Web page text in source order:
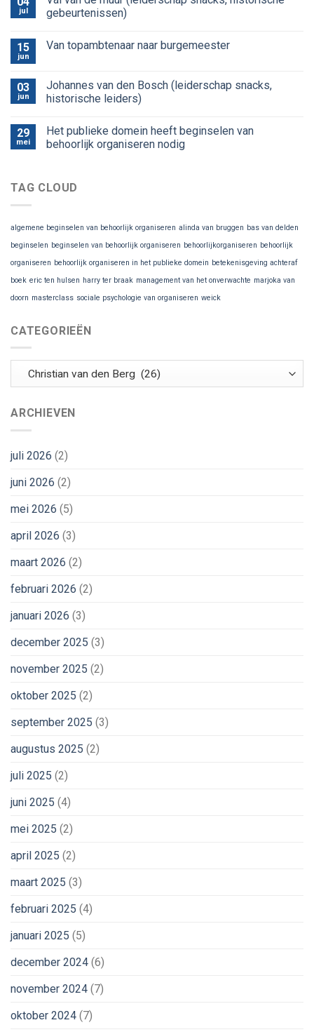
jul
gebeurtenissen)
15
jun
Van topambtenaar naar burgemeester
03
jun
Johannes van den Bosch (leiderschap snacks,
historische leiders)
29
mei
Het publieke domein heeft beginselen van
behoorlijk organiseren nodig
TAG CLOUD
algemene beginselen van behoorlijk organiseren alinda van bruggen bas van delden
beginselen beginselen van behoorlijk organiseren behoorlijkorganiseren behoorlijk
organiseren behoorlijk organiseren in het publieke domein betekenisgeving achteraf
boek eric ten hulsen harry ter braak management van het onverwachte marjoka van
doorn masterclass sociale psychologie van organiseren weick
CATEGORIEËN
Categorieën
ARCHIEVEN
juli 2026 (2)
juni 2026 (2)
mei 2026 (5)
april 2026 (3)
maart 2026 (2)
februari 2026 (2)
januari 2026 (3)
december 2025 (3)
november 2025 (2)
oktober 2025 (2)
september 2025 (3)
augustus 2025 (2)
juli 2025 (2)
juni 2025 (4)
mei 2025 (2)
april 2025 (2)
maart 2025 (3)
februari 2025 (4)
januari 2025 (5)
december 2024 (6)
november 2024 (7)
oktober 2024 (7)